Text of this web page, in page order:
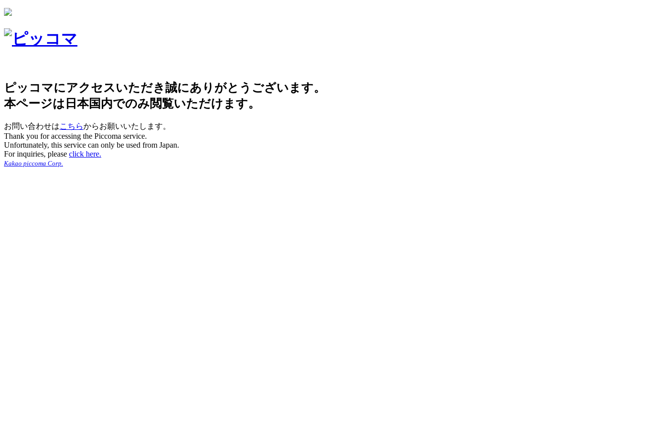
ピッコマにアクセスいただき誠にありがとうございます。
本ページは日本国内でのみ閲覧いただけます。
お問い合わせはこちらからお願いいたします。
Thank you for accessing the Piccoma service.
Unfortunately, this service can only be used from Japan.
For inquiries, please click here.
Kakao piccoma Corp.